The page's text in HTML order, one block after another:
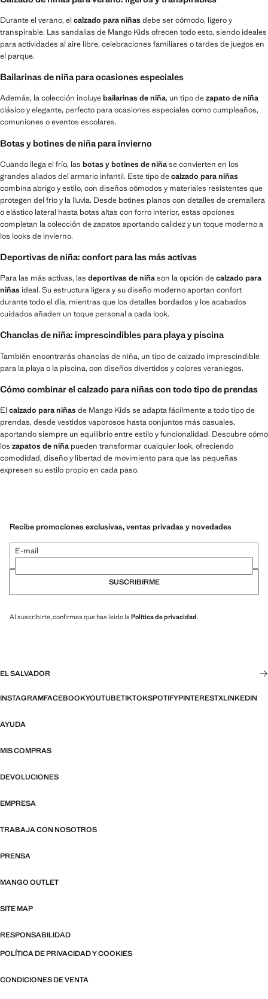
Durante el verano, el calzado para niñasdebe ser cómodo, ligero y
transpirable. Las sandalias de Mango Kids ofrecen todo esto, siendo ideales
para actividades al aire libre, celebraciones familiares o tardes de juegos en
el parque.
Bailarinas de niña para ocasiones especiales
Además, la colección incluyebailarinas de niña, un tipo dezapato de niña
clásico y elegante, perfecto para ocasiones especiales como cumpleaños,
comuniones o eventos escolares.
Botas y botines de niña para invierno
Cuando llega el frío, las botas y botines de niñase convierten en los
grandes aliados del armario infantil. Este tipo decalzado para niñas
combina abrigo y estilo, con diseños cómodos y materiales resistentes que
protegen del frío y la lluvia. Desde botines planos con detalles de cremallera
o elástico lateral hasta botas altas con forro interior, estas opciones
completan la colección de zapatos aportando calidez y un toque moderno a
los looks de invierno.
Deportivas de niña: confort para las más activas
Para las más activas, las deportivas de niñason la opción decalzado para
niñas ideal. Su estructura ligera y su diseño moderno aportan confort
durante todo el día, mientras que los detalles bordados y los acabados
cuidados añaden un toque personal a cada look.
Chanclas de niña: imprescindibles para playa y piscina
También encontrarás chanclas de niña, un tipo de calzado imprescindible
para la playa o la piscina, con diseños divertidos y colores veraniegos.
Cómo combinar el calzado para niñas con todo tipo de prendas
El calzado para niñasde Mango Kids se adapta fácilmente a todo tipo de
prendas, desde vestidos vaporosos hasta conjuntos más casuales,
aportando siempre un equilibrio entre estilo y funcionalidad. Descubre cómo
los zapatos de niña pueden transformar cualquier look, ofreciendo
comodidad, diseño y libertad de movimiento para que las pequeñas
expresen su estilo propio en cada paso.
Recibe promociones exclusivas, ventas privadas y novedades
E-mail
SUSCRIBIRME
Al suscribirte, confirmas que has leído la Política de privacidad.
EL SALVADOR
INSTAGRAMFACEBOOKYOUTUBETIKTOKSPOTIFYPINTERESTXLINKEDIN
AYUDA
MIS COMPRAS
DEVOLUCIONES
EMPRESA
TRABAJA CON NOSOTROS
PRENSA
MANGO OUTLET
SITE MAP
RESPONSABILIDAD
POLÍTICA DE PRIVACIDAD Y COOKIES
CONDICIONES DE VENTA